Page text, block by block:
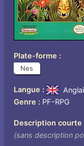
Plate-forme
Nes
Langue
Genre
PF-RPG
Description courte
(sans description